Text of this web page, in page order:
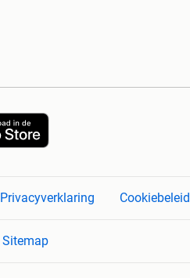
Privacyverklaring Cookiebeleid
Sitemap